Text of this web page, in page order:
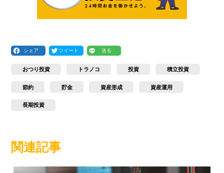
シェア ツイート 送る
おつり投資 トラノコ 投資 積立投資
節約 貯金 資産形成 資産運用
長期投資
関連記事